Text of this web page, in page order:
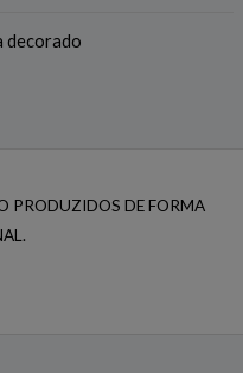
decorado
PRODUZIDOS DE FORMA